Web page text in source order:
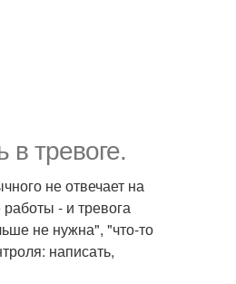
в тревоге.
не отвечает на
- и тревога
не нужна", "что-то
написать,